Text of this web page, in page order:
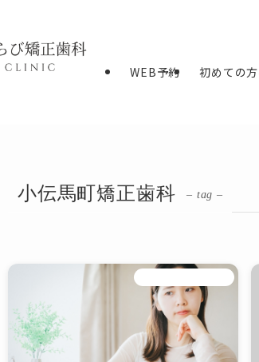
WEB予約 初めての
小伝馬町矯正歯科 – tag –